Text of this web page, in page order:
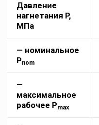
Давление
нагнетания P,
МПа
— номинальное
Pnom
—
максимальное
рабочее Pmax